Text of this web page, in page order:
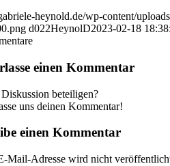
heynold.de/wp-content/
d022HeynolD2023-02-18
einen Kommentar
beteiligen?
uns deinen Kommentar!
einen Kommentar
Mail-Adresse wird nicht